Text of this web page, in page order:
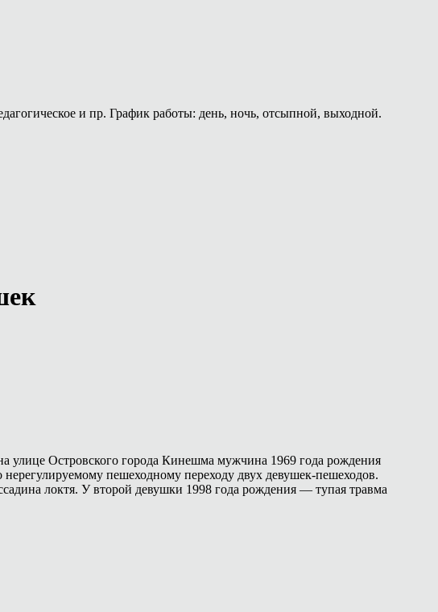
и пр. График работы: день, ночь, отсыпной, выходной.
улице Островского города Кинешма мужчина 1969 года рождения
пешеходному переходу двух девушек-пешеходов.
локтя. У второй девушки 1998 года рождения — тупая травма